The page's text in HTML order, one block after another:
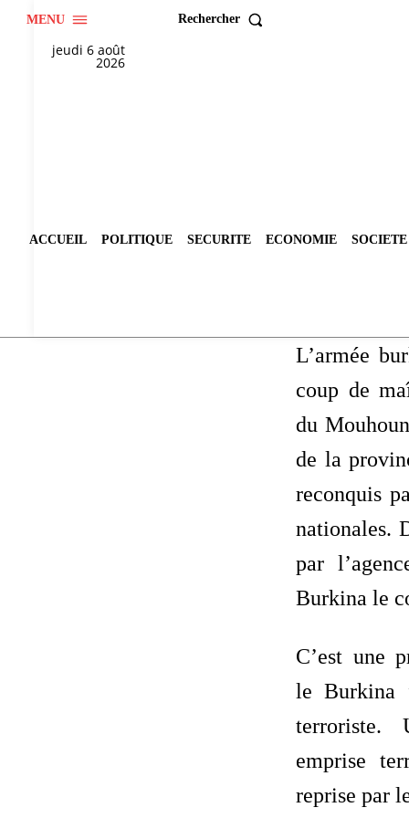
MENU Rechercher
jeudi 6 août
2026
ACCUEIL POLITIQUE SECURITE ECONOMIE SOCIETE
L’armée
coup de
du
de la
reconquis
nationales.
par
Burkina le
C’est une
le Burkina
terroriste.
emprise
reprise par